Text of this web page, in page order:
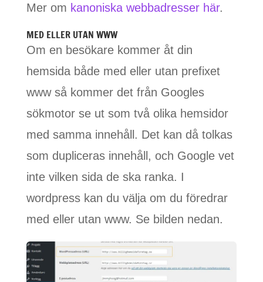
Mer om kanoniska webbadresser här.
MED ELLER UTAN WWW
Om en besökare kommer åt din
hemsida både med eller utan prefixet
www så kommer det från Googles
sökmotor se ut som två olika hemsidor
med samma innehåll. Det kan då tolkas
som dupliceras innehåll, och Google vet
inte vilken sida de ska ranka. I
wordpress kan du välja om du föredrar
med eller utan www. Se bilden nedan.